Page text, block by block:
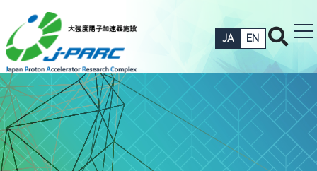
JA EN